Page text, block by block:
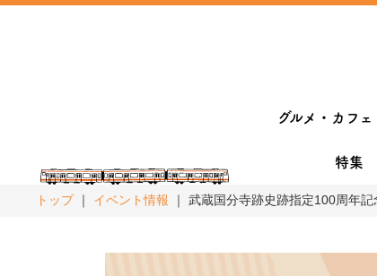
グルメ・カフェ
特集
トップ イベント情報 武蔵国分寺跡史跡指定100周年記